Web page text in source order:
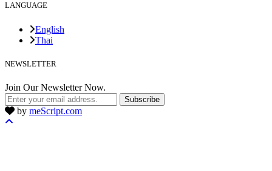
LANGUAGE
English
Thai
NEWSLETTER
Join Our Newsletter Now.
Subscribe
by meScript.com